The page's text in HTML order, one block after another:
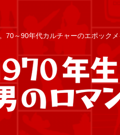
70～90年代カルチャーのエポック